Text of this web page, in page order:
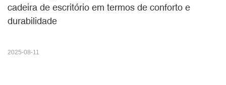
cadeira de escritório em termos de conforto e
durabilidade
2025-08-11